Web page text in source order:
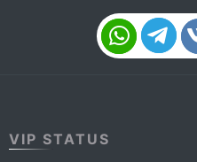
VIP STATUS